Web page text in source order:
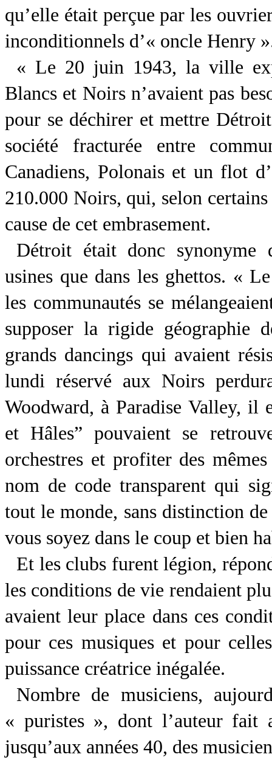
qu’elle était perçue par les
inconditionnels d’« oncle Henry
« Le 20 juin 1943, la ville
Blancs et Noirs n’avaient pas
pour se déchirer et mettre
société fracturée entre
Canadiens, Polonais et un flot
210.000 Noirs, qui, selon
cause de cet embrasement.
Détroit était donc synonyme
usines que dans les ghettos. «
les communautés se
supposer la rigide
grands dancings qui avaient
lundi réservé aux Noirs
Woodward, à Paradise Valley, il
et Hâles” pouvaient se
orchestres et profiter des
nom de code transparent qui
tout le monde, sans distinction
vous soyez dans le coup et bien
Et les clubs furent légion,
les conditions de vie rendaient
avaient leur place dans ces
pour ces musiques et pour
puissance créatrice inégalée.
Nombre de musiciens,
« puristes », dont l’auteur fait
jusqu’aux années 40, des